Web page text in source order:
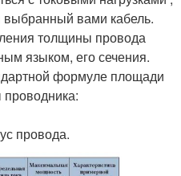
выбранный вами кабель.
толщины провода
языком, его сечения.
формуле площади
провода.